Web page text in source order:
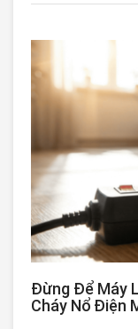
Đừng Để Máy
Cháy Nổ Điện